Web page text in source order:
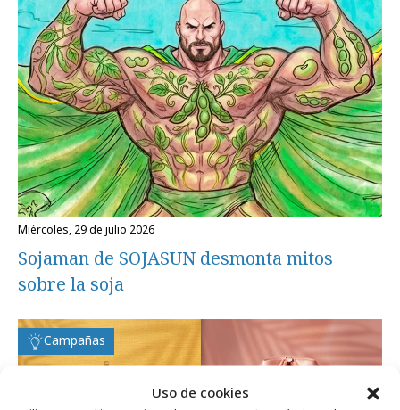
Uso de cookies
miércoles, 29 de julio 2026
Sojaman de SOJASUN desmonta mitos
sobre la soja
Campañas